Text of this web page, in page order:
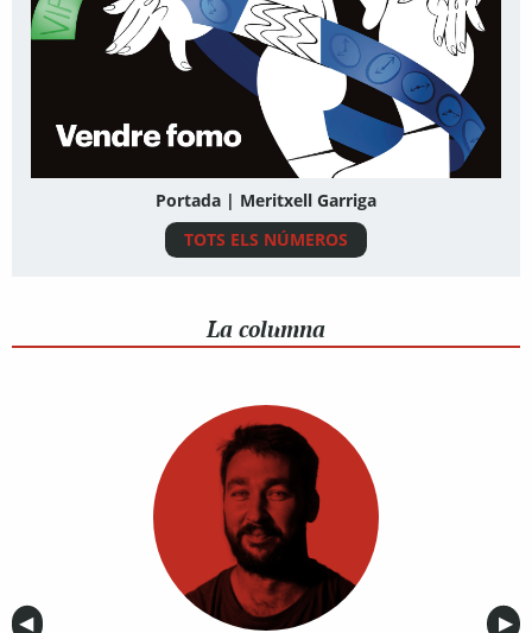
Portada | Meritxell Garriga
TOTS ELS NÚMEROS
La columna
Anterior
◀︎ ▶︎